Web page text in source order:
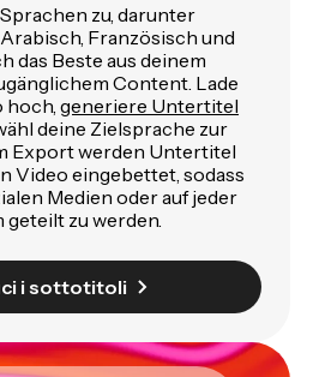
zu, darunter
Französisch und
das Beste aus deinem
Content. Lade
hoch, generiere Untertitel
deine Zielsprache zur
Export werden Untertitel
Video eingebettet, sodass
Medien oder auf jeder
zu werden.
i sottotitoli